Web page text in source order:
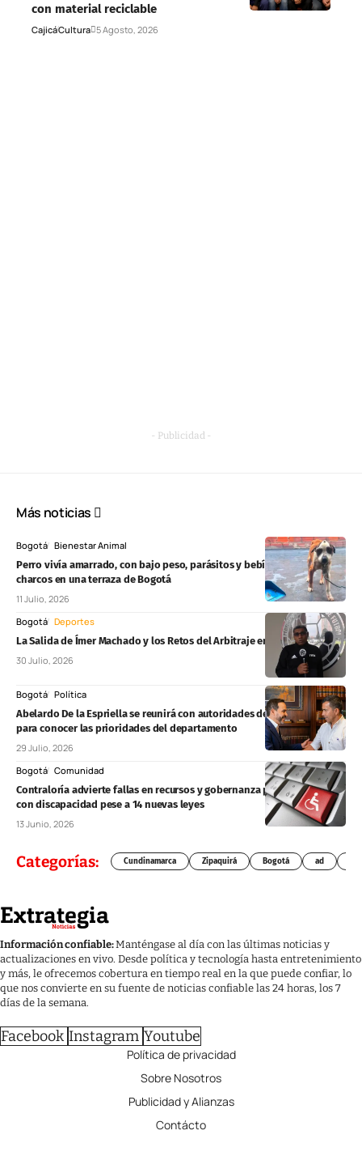
con material reciclable
CajicáCultura 5 Agosto, 2026
- Publicidad -
Más noticias
Bogotá Bienestar Animal
Perro vivía amarrado, con bajo peso, parásitos y bebía agua de
charcos en una terraza de Bogotá
11 Julio, 2026
Bogotá Deportes
La Salida de Ímer Machado y los Retos del Arbitraje en la Liga BetPlay
30 Julio, 2026
Bogotá Política
Abelardo De la Espriella se reunirá con autoridades de Cundinamarca
para conocer las prioridades del departamento
29 Julio, 2026
Bogotá Comunidad
Contraloría advierte fallas en recursos y gobernanza para personas
con discapacidad pese a 14 nuevas leyes
13 Junio, 2026
Categorías: Cundinamarca Zipaquirá Bogotá ad
Información confiable:Manténgase al día con las últimas noticias y
actualizaciones en vivo. Desde política y tecnología hasta entretenimiento
y más, le ofrecemos cobertura en tiempo real en la que puede confiar, lo
que nos convierte en su fuente de noticias confiable las 24 horas, los 7
días de la semana.
Facebook Instagram Youtube
Política de privacidad
Sobre Nosotros
Publicidad y Alianzas
Contácto